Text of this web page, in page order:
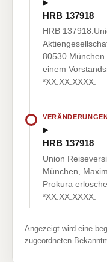
HRB 137918
HRB
80530
einem
*XX.XX.XXXX.
HRB 137918
Union
München,
Prokura
*XX.XX.XXXX.
Angezeigt wird eine
zugeordneten